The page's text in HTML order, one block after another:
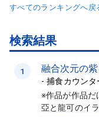
すべてのランキングへ戻
検索結果
1 融合次元の
-捕食カウンタ
※作品が作品だ
亞と龍可のイ